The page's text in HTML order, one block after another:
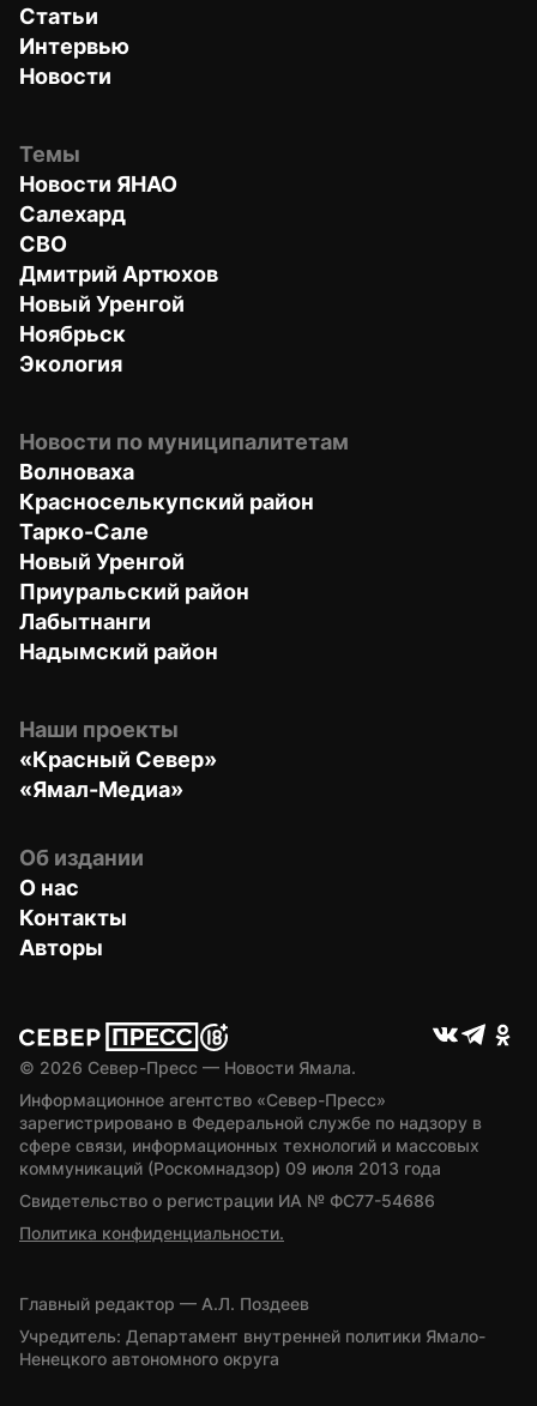
Статьи
Интервью
Новости
Темы
Новости ЯНАО
Салехард
СВО
Дмитрий Артюхов
Новый Уренгой
Ноябрьск
Экология
Новости по муниципалитетам
Волноваха
Красноселькупский район
Тарко-Сале
Новый Уренгой
Приуральский район
Лабытнанги
Надымский район
Наши проекты
«Красный Север»
«Ямал-Медиа»
Об издании
О нас
Контакты
Авторы
© 2026 Север-Пресс — Новости Ямала.
Информационное агентство «Север-Пресс»
зарегистрировано в Федеральной службе по надзору в
сфере связи, информационных технологий и массовых
коммуникаций (Роскомнадзор) 09 июля 2013 года
Свидетельство о регистрации ИА № ФС77-54686
Политика конфиденциальности.
Главный редактор — А.Л. Поздеев
Учредитель: Департамент внутренней политики Ямало-
Ненецкого автономного округа